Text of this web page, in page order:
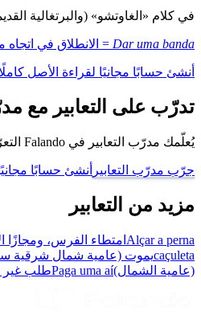
في كلام «الغاوتشو» (والبرتغالية
Dar uma banda = الانطلاق في اتجاه
أنشئ حسابًا مجانيًا لقراءة الأصل
تدرّب على التعابير مع
يُعلّمك مدرّب التعابير في Falando التعرّف على معاني التعابير وتكوين جُمل باستخدامها، كي تتحدّث كبرازيلي.
جرّب مدرّب التعابير أنشئ حسابًا
مزيد من التعابير
Alçar a perna امتطاء الفرس،
caçuletaيموت (عامية شمال شرقية
(عامية الشمال)Paga uma aíطلب غير